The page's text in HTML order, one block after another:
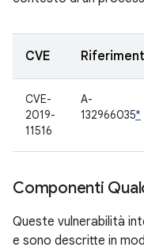
CVE
CVE-
2019-
11516
A-
132966035*
Componenti
Queste vulnerabilità
e sono descritte in